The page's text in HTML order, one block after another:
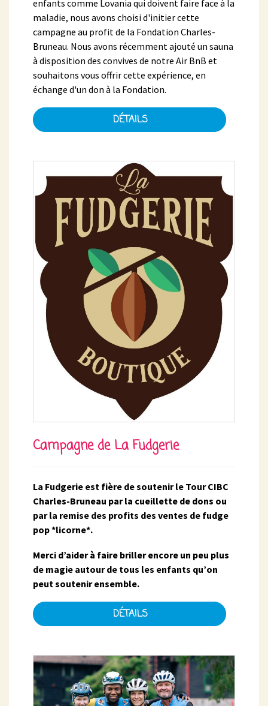
enfants comme Lovania qui doivent faire face à la
maladie, nous avons choisi d'initier cette
campagne au profit de la Fondation Charles-
Bruneau. Nous avons récemment ajouté un sauna
à disposition des convives de notre Air BnB et
souhaitons vous offrir cette expérience, en
échange d'un don à la Fondation.
DÉTAILS
Campagne de La Fudgerie
La Fudgerie est fière de soutenir le Tour CIBC
Charles-Bruneau par la cueillette de dons ou
par la remise des profits des ventes de fudge
pop *licorne*.
Merci d’aider à faire briller encore un peu plus
de magie autour de tous les enfants qu’on
peut soutenir ensemble.
DÉTAILS